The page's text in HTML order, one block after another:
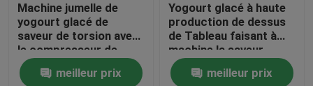
Machine jumelle de
yogourt glacé de
saveur de torsion avec
le compresseur de
l'Italie 12 litres de
capacitémeilleur prix
Yogourt glacé à haute
production de dessus
de Tableau faisant à
machine la saveur
simple avec la
préréfrigération
meilleur prix